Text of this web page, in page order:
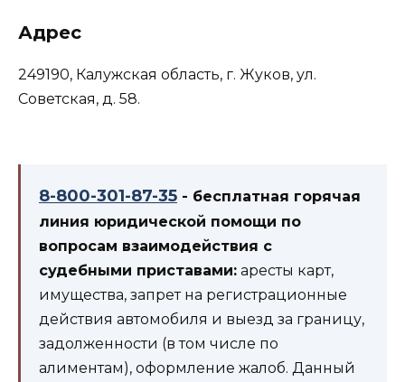
Адрес
249190, Калужская область, г. Жуков, ул.
Советская, д. 58.
8-800-301-87-35 - бесплатная горячая
линия юридической помощи по
вопросам взаимодействия с
судебными приставами: аресты карт,
имущества, запрет на регистрационные
действия автомобиля и выезд за границу,
задолженности (в том числе по
алиментам), оформление жалоб. Данный